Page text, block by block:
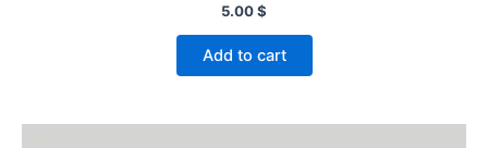
5.00$
Add to cart